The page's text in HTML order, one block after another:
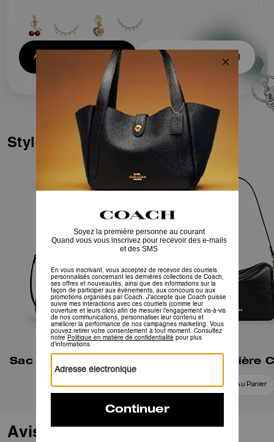
Add Charm to Cart Add Bundle to Bag
Styles similaires
Sac porté épaule Laurel
Ajouter Au Panier
Sac bandoulière
Ajouter Au Panier
Avis